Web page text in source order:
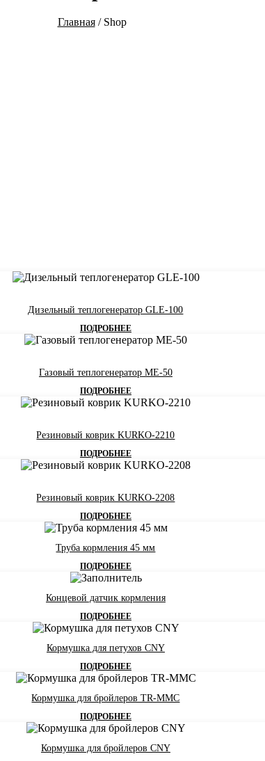
Главная/ Shop
Дизельный теплогенератор GLE-100
ПОДРОБНЕЕ
Газовый теплогенератор ME-50
ПОДРОБНЕЕ
Резиновый коврик KURKO-2210
ПОДРОБНЕЕ
Резиновый коврик KURKO-2208
ПОДРОБНЕЕ
Труба кормления 45 мм
ПОДРОБНЕЕ
Концевой датчик кормления
ПОДРОБНЕЕ
Кормушка для петухов CNY
ПОДРОБНЕЕ
Кормушка для бройлеров TR-MMC
ПОДРОБНЕЕ
Кормушка для бройлеров CNY